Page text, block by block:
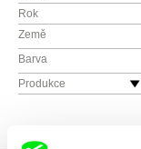
Rok
Země
Barva
Produkce